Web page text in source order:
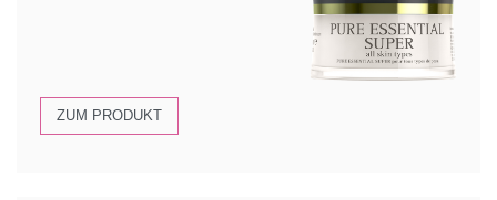
ZUM PRODUKT